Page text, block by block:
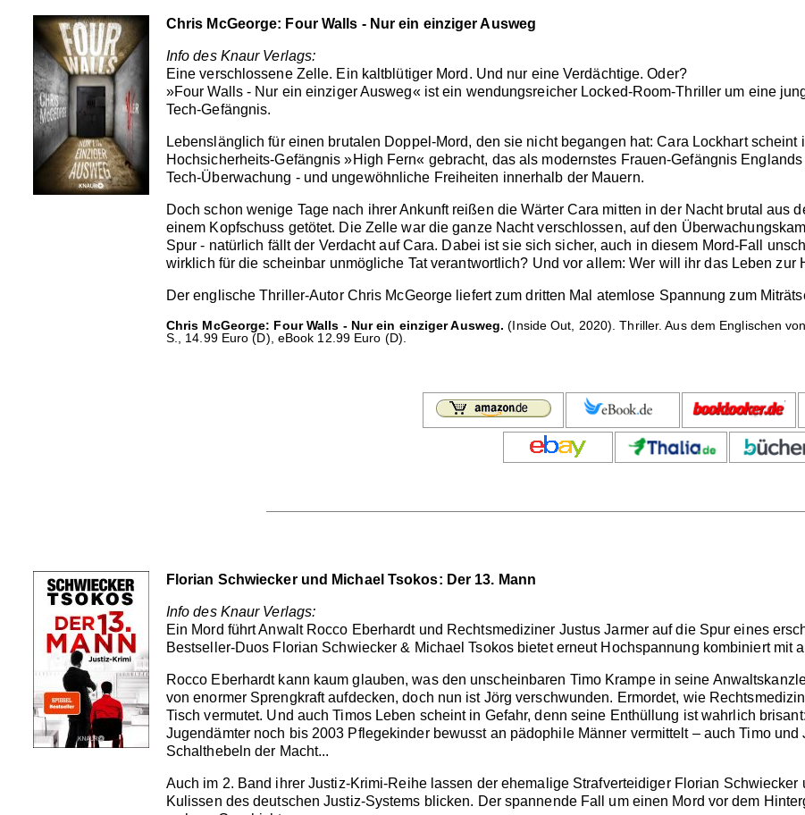
Chris McGeorge: Four Walls - Nur ein einziger Ausweg
Info des Knaur Verlags:
Eine verschlossene Zelle. Ein kaltblütiger Mord. Und nur eine Verdächtige. Oder?
»Four Walls - Nur ein einziger Ausweg« ist ein wendungsreicher Locked-Room-Thriller um eine
Tech-Gefängnis.
Lebenslänglich für einen brutalen Doppel-Mord, den sie nicht begangen hat: Cara Lockhart
Hochsicherheits-Gefängnis »High Fern« gebracht, das als modernstes Frauen-Gefängnis
Tech-Überwachung - und ungewöhnliche Freiheiten innerhalb der Mauern.
Doch schon wenige Tage nach ihrer Ankunft reißen die Wärter Cara mitten in der Nacht brutal aus
einem Kopfschuss getötet. Die Zelle war die ganze Nacht verschlossen, auf den
Spur - natürlich fällt der Verdacht auf Cara. Dabei ist sie sich sicher, auch in diesem Mord-Fall
wirklich für die scheinbar unmögliche Tat verantwortlich? Und vor allem: Wer will ihr das Leben zur
Der englische Thriller-Autor Chris McGeorge liefert zum dritten Mal atemlose Spannung zum
Chris McGeorge: Four Walls - Nur ein einziger Ausweg. (Inside Out, 2020). Thriller. Aus dem Englischen
S., 14.99 Euro (D), eBook 12.99 Euro (D).
Florian Schwiecker und Michael Tsokos: Der 13. Mann
Info des Knaur Verlags:
Ein Mord führt Anwalt Rocco Eberhardt und Rechtsmediziner Justus Jarmer auf die Spur eines
Bestseller-Duos Florian Schwiecker & Michael Tsokos bietet erneut Hochspannung kombiniert mit
Rocco Eberhardt kann kaum glauben, was den unscheinbaren Timo Krampe in seine
von enormer Sprengkraft aufdecken, doch nun ist Jörg verschwunden. Ermordet, wie
Tisch vermutet. Und auch Timos Leben scheint in Gefahr, denn seine Enthüllung ist wahrlich
Jugendämter noch bis 2003 Pflegekinder bewusst an pädophile Männer vermittelt – auch Timo
Schalthebeln der Macht...
Auch im 2. Band ihrer Justiz-Krimi-Reihe lassen der ehemalige Strafverteidiger Florian
Kulissen des deutschen Justiz-Systems blicken. Der spannende Fall um einen Mord vor dem